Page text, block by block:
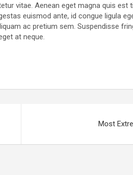
vitae. Aenean eget magna quis est
euismod ante, id congue ligula
ac pretium sem. Suspendisse
at neque.
Most